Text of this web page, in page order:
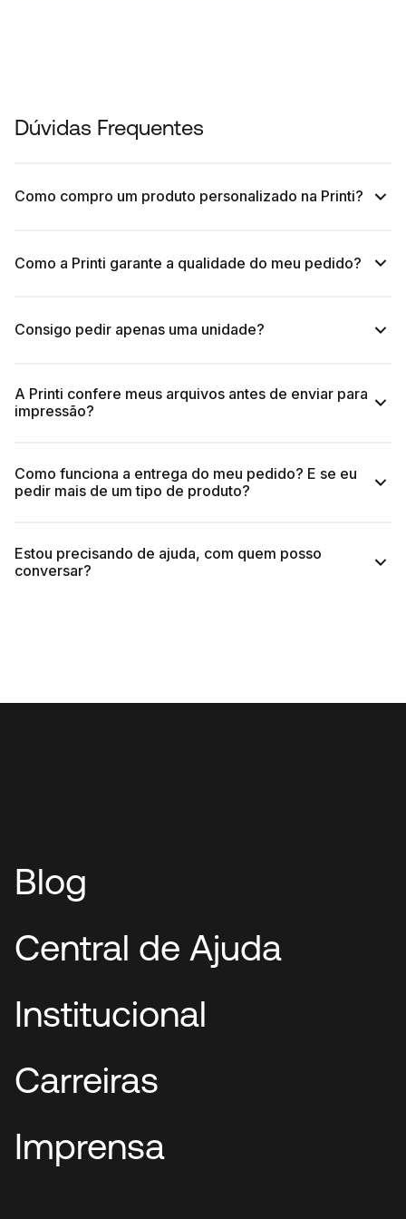
Dúvidas Frequentes
Como compro um produto personalizado na Printi?
Como a Printi garante a qualidade do meu pedido?
Consigo pedir apenas uma unidade?
A Printi confere meus arquivos antes de enviar para
impressão?
Como funciona a entrega do meu pedido? E se eu
pedir mais de um tipo de produto?
Estou precisando de ajuda, com quem posso
conversar?
(11) 4118-3816.
Blog
Central de Ajuda
Institucional
Carreiras
Imprensa